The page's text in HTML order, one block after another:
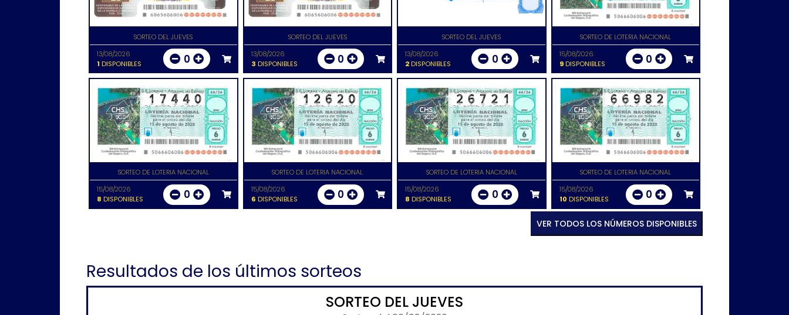
SORTEO DEL JUEVES
13/08/2026
1 DISPONIBLES 0
SORTEO DEL JUEVES
13/08/2026
3 DISPONIBLES 0
SORTEO DEL JUEVES
13/08/2026
2DISPONIBLES 0
SORTEO DE LOTERIA NACIONAL
15/08/2026
9DISPONIBLES 0
SORTEO DE LOTERIA NACIONAL
15/08/2026
8 DISPONIBLES 0
SORTEO DE LOTERIA NACIONAL
15/08/2026
6 DISPONIBLES 0
SORTEO DE LOTERIA NACIONAL
15/08/2026
8 DISPONIBLES 0
SORTEO DE LOTERIA NACIONAL
15/08/2026
10 DISPONIBLES 0
VER TODOS LOS NÚMEROS DISPONIBLES
Resultados de los últimos sorteos
SORTEO DEL JUEVES